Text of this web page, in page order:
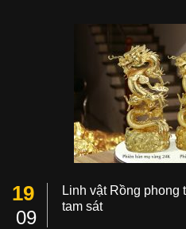
19
09
Linh vật Rồng phong
tam sát